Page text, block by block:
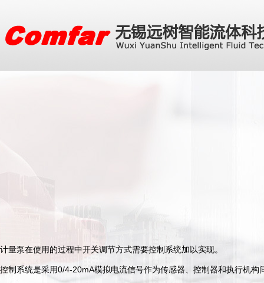
计量泵在使用的过程中开关调节方式需要控制系统加以实现。
控制系统是采用0/4-20mA模拟电流信号作为传感器、控制器和执行机